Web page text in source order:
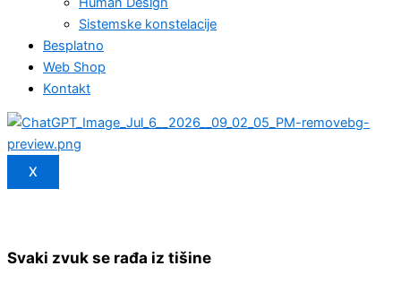
Sistemske konstelacije
Besplatno
Web Shop
Kontakt
X
Svaki zvuk se rađa iz tišine